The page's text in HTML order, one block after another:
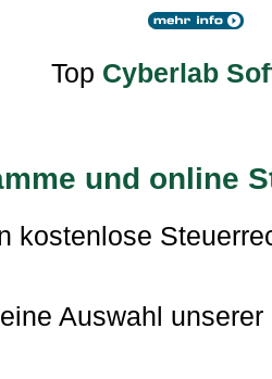
Top Cyberlab
und online
kostenlose
Auswahl